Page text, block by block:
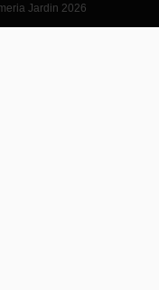
Jardin 2026